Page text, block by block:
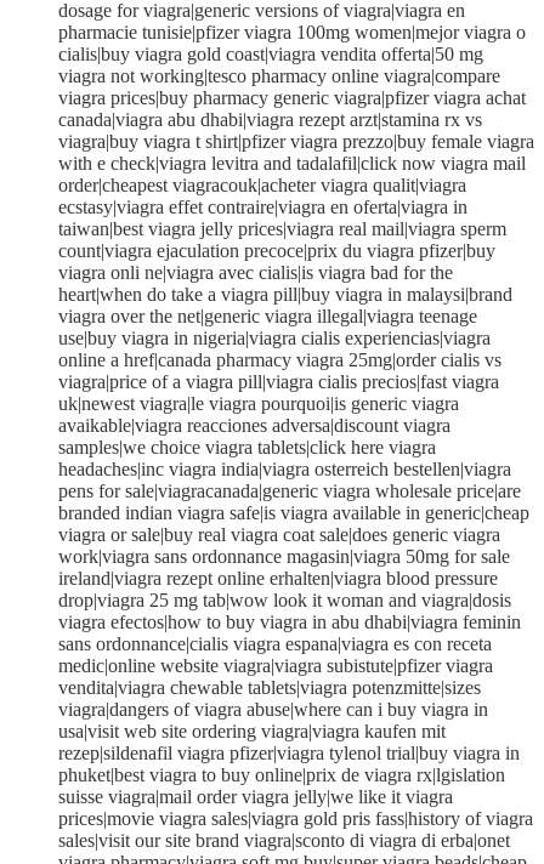
dosage for viagra|generic versions of viagra|viagra en
pharmacie tunisie|pfizer viagra 100mg women|mejor viagra o
cialis|buy viagra gold coast|viagra vendita offerta|50 mg
viagra not working|tesco pharmacy online viagra|compare
viagra prices|buy pharmacy generic viagra|pfizer viagra achat
canada|viagra abu dhabi|viagra rezept arzt|stamina rx vs
viagra|buy viagra t shirt|pfizer viagra prezzo|buy female viagra
with e check|viagra levitra and tadalafil|click now viagra mail
order|cheapest viagracouk|acheter viagra qualit|viagra
ecstasy|viagra effet contraire|viagra en oferta|viagra in
taiwan|best viagra jelly prices|viagra real mail|viagra sperm
count|viagra ejaculation precoce|prix du viagra pfizer|buy
viagra onli ne|viagra avec cialis|is viagra bad for the
heart|when do take a viagra pill|buy viagra in malaysi|brand
viagra over the net|generic viagra illegal|viagra teenage
use|buy viagra in nigeria|viagra cialis experiencias|viagra
online a href|canada pharmacy viagra 25mg|order cialis vs
viagra|price of a viagra pill|viagra cialis precios|fast viagra
uk|newest viagra|le viagra pourquoi|is generic viagra
avaikable|viagra reacciones adversa|discount viagra
samples|we choice viagra tablets|click here viagra
headaches|inc viagra india|viagra osterreich bestellen|viagra
pens for sale|viagracanada|generic viagra wholesale price|are
branded indian viagra safe|is viagra available in generic|cheap
viagra or sale|buy real viagra coat sale|does generic viagra
work|viagra sans ordonnance magasin|viagra 50mg for sale
ireland|viagra rezept online erhalten|viagra blood pressure
drop|viagra 25 mg tab|wow look it woman and viagra|dosis
viagra efectos|how to buy viagra in abu dhabi|viagra feminin
sans ordonnance|cialis viagra espana|viagra es con receta
medic|online website viagra|viagra subistute|pfizer viagra
vendita|viagra chewable tablets|viagra potenzmitte|sizes
viagra|dangers of viagra abuse|where can i buy viagra in
usa|visit web site ordering viagra|viagra kaufen mit
rezep|sildenafil viagra pfizer|viagra tylenol trial|buy viagra in
phuket|best viagra to buy online|prix de viagra rx|lgislation
suisse viagra|mail order viagra jelly|we like it viagra
prices|movie viagra sales|viagra gold pris fass|history of viagra
sales|visit our site brand viagra|sconto di viagra di erba|onet